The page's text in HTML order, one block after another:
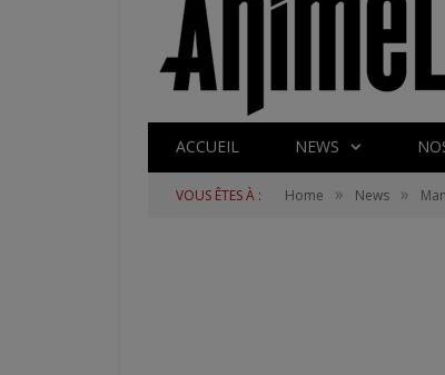
ACCUEIL NEWS
VOUS ÊTES À : Home » News »